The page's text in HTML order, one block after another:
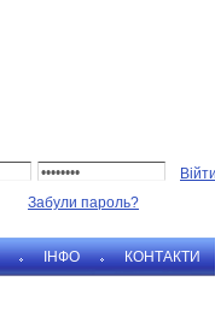
Забули пароль?
IНФО КОНТАКТИ